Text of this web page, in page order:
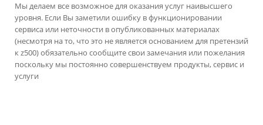
Мы делаем все возможное для оказания услуг наивысшего
уровня. Если Вы заметили ошибку в функционировании
сервиса или неточности в опубликованных материалах
(несмотря на то, что это не является основанием для претензий
к z500) обязательно сообщите свои замечания или пожелания
поскольку мы постоянно совершенствуем продукты, сервис и
услуги